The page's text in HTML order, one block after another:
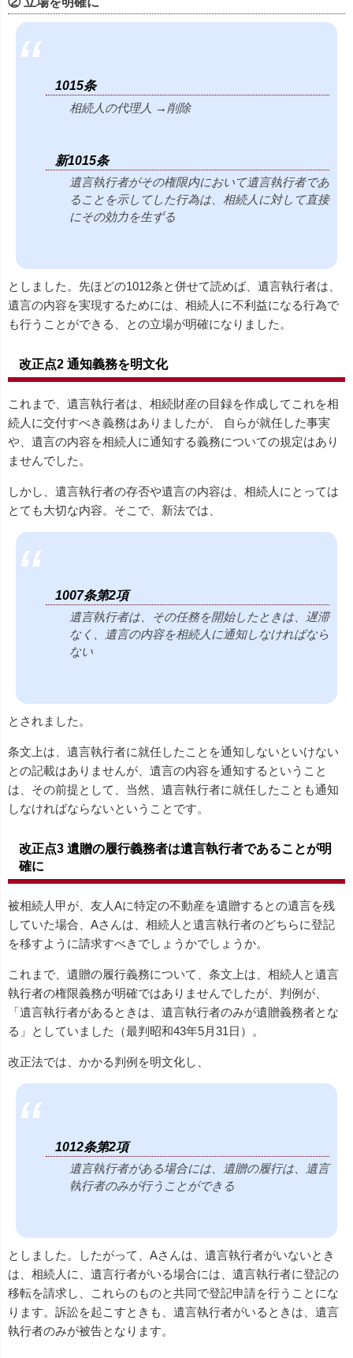
1015条
相続人の代理人 →削除
新1015条
遺言執行者がその権限内において遺言執行者であ
ることを示してした行為は、相続人に対して直接
にその効力を生ずる
としました。先ほどの1012条と併せて読めば、遺言執行者は、
遺言の内容を実現するためには、相続人に不利益になる行為で
も行うことができる、との立場が明確になりました。
改正点2 通知義務を明文化
これまで、遺言執行者は、相続財産の目録を作成してこれを相
続人に交付すべき義務はありましたが、 自らが就任した事実
や、遺言の内容を相続人に通知する義務についての規定はあり
ませんでした。
しかし、遺言執行者の存否や遺言の内容は、相続人にとっては
とても大切な内容。そこで、新法では、
1007条第2項
遺言執行者は、その任務を開始したときは、遅滞
なく、遺言の内容を相続人に通知しなければなら
ない
とされました。
条文上は、遺言執行者に就任したことを通知しないといけない
との記載はありませんが、遺言の内容を通知するということ
は、その前提として、当然、遺言執行者に就任したことも通知
しなければならないということです。
改正点3 遺贈の履行義務者は遺言執行者であることが明
確に
被相続人甲が、友人Aに特定の不動産を遺贈するとの遺言を残
していた場合、Aさんは、相続人と遺言執行者のどちらに登記
を移すように請求すべきでしょうかでしょうか。
これまで、遺贈の履行義務について、条文上は、相続人と遺言
執行者の権限義務が明確ではありませんでしたが、判例が、
「遺言執行者があるときは、遺言執行者のみが遺贈義務者とな
る」としていました（最判昭和43年5月31日）。
改正法では、かかる判例を明文化し、
1012条第2項
遺言執行者がある場合には、遺贈の履行は、遺言
執行者のみが行うことができる
としました。したがって、Aさんは、遺言執行者がいないとき
は、相続人に、遺言行者がいる場合には、遺言執行者に登記の
移転を請求し、これらのものと共同で登記申請を行うことにな
ります。訴訟を起こすときも、遺言執行者がいるときは、遺言
執行者のみが被告となります。